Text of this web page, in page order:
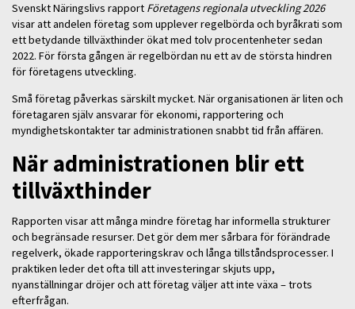
Svenskt Näringslivs rapport Företagens regionala utveckling 2026
visar att andelen företag som upplever regelbörda och byråkrati som
ett betydande tillväxthinder ökat med tolv procentenheter sedan
2022. För första gången är regelbördan nu ett av de största hindren
för företagens utveckling.
Små företag påverkas särskilt mycket. När organisationen är liten och
företagaren själv ansvarar för ekonomi, rapportering och
myndighetskontakter tar administrationen snabbt tid från affären.
När administrationen blir ett
tillväxthinder
Rapporten visar att många mindre företag har informella strukturer
och begränsade resurser. Det gör dem mer sårbara för förändrade
regelverk, ökade rapporteringskrav och långa tillståndsprocesser. I
praktiken leder det ofta till att investeringar skjuts upp,
nyanställningar dröjer och att företag väljer att inte växa – trots
efterfrågan.